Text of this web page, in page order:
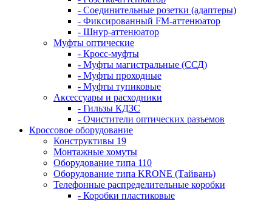
- Соединительные розетки (адаптеры)
- Фиксированный FM-аттенюатор
- Шнур-аттенюатор
Муфты оптические
- Кросс-муфты
- Муфты магистральные (ССД)
- Муфты проходные
- Муфты тупиковые
Аксессуары и расходники
- Гильзы КДЗС
- Очистители оптических разъемов
Кроссовое оборудование
Конструктивы 19
Монтажные хомуты
Оборудование типа 110
Оборудование типа KRONE (Тайвань)
Телефонные распределительные коробки
- Коробки пластиковые